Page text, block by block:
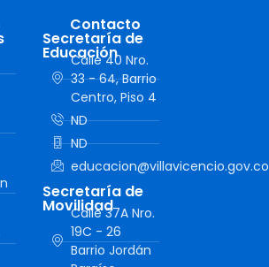
Contacto
Secretaría de
Educación
Calle 40 Nro.
33 - 64, Barrio
Centro, Piso 4
ND
ND
educacion@villavicencio.gov.co
Secretaría de
Movilidad
Calle 37A Nro.
19C - 26
Barrio Jordán